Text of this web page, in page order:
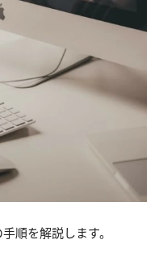
順を解説します。